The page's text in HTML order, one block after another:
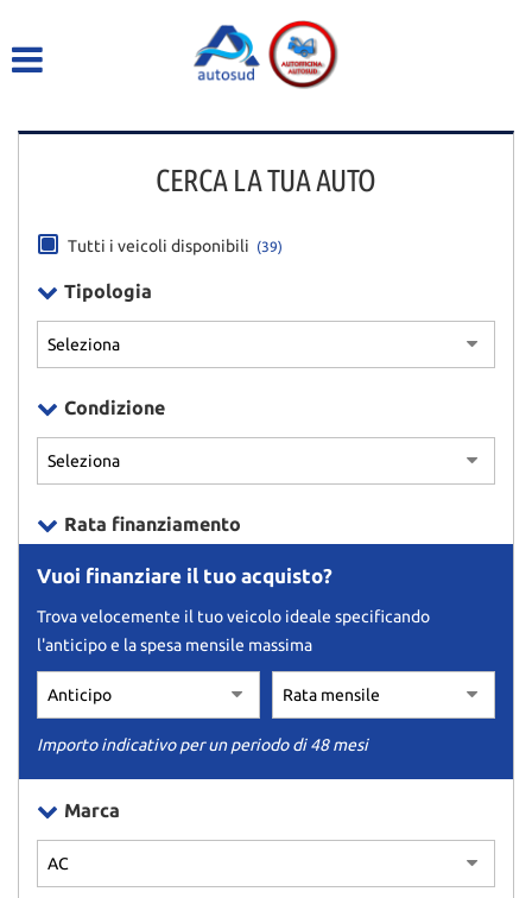
ASSISTENZA
CERCA LA TUA AUTO
Tutti i veicoli disponibili (39)
Tipologia
Condizione
Rata finanziamento
Vuoi finanziare il tuo acquisto?
Trova velocemente il tuo veicolo ideale specificando
l'anticipo e la spesa mensile massima
Importo indicativo per un periodo di 48 mesi
Marca